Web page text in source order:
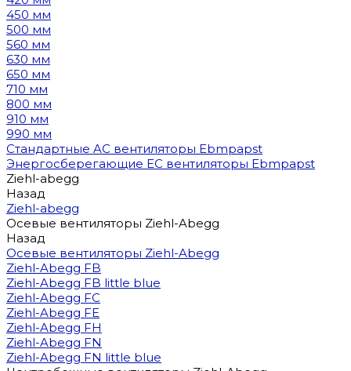
450 мм
500 мм
560 мм
630 мм
650 мм
710 мм
800 мм
910 мм
990 мм
Стандартные AC вентиляторы Ebmpapst
Энергосберегающие EC вентиляторы Ebmpapst
Ziehl-abegg
Назад
Ziehl-abegg
Осевые вентиляторы Ziehl-Abegg
Назад
Осевые вентиляторы Ziehl-Abegg
Ziehl-Abegg FB
Ziehl-Abegg FB little blue
Ziehl-Abegg FC
Ziehl-Abegg FE
Ziehl-Abegg FH
Ziehl-Abegg FN
Ziehl-Abegg FN little blue